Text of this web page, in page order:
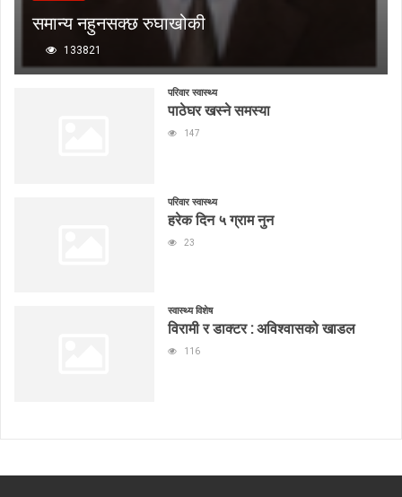
समान्य नहुनसक्छ रुघाखोकी
133821
परिवार स्वास्थ्य
पाठेघर खस्ने समस्या
147
परिवार स्वास्थ्य
हरेक दिन ५ ग्राम नुन
23
स्वास्थ्य विशेष
विरामी र डाक्टर : अविश्वासको खाडल
116